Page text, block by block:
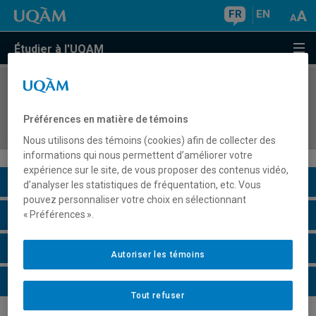
FR EN
Étudier à l'UQAM
COURS//
ESL
Description du cours
Horaire - Été 2026
Horaire - Automne 2026
Horaire - Hiver 2027
Préférences en matière de témoins
Nous utilisons des témoins (cookies) afin de collecter des
informations qui nous permettent d’améliorer votre
expérience sur le site, de vous proposer des contenus vidéo,
d’analyser les statistiques de fréquentation, etc. Vous
pouvez personnaliser votre choix en sélectionnant
« Préférences ».
Tout refuser
Autoriser les témoins